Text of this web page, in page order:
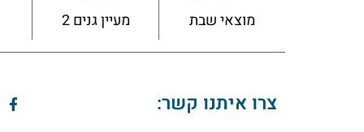
מוצאי שבת
מעיין גנים 2
צרו איתנו קשר: